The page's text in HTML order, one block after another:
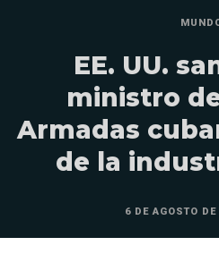
EE. UU.
ministro
Armadas
de la
6 DE AGOSTO